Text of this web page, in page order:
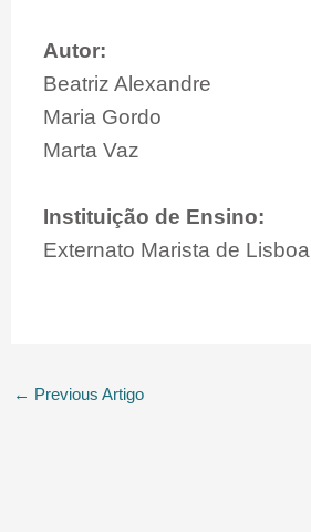
Autor:
Beatriz Alexandre
Maria Gordo
Marta Vaz
Instituição de Ensino:
Externato Marista de Lisboa
← Previous Artigo